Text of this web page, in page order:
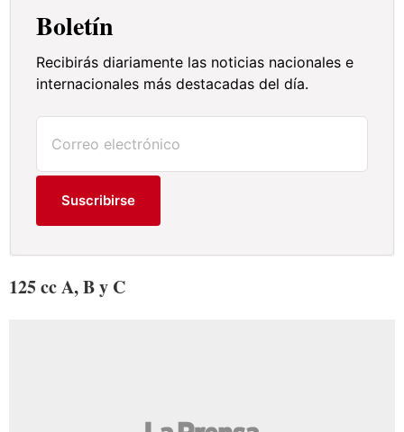
Boletín
Recibirás diariamente las noticias nacionales e
internacionales más destacadas del día.
Suscribirse
125 cc A, B y C